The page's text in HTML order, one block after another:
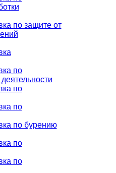
по защите от
по
по
по
по бурению
по
по